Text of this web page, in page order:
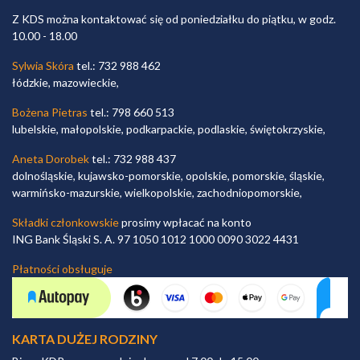
Z KDS można kontaktować się od poniedziałku do piątku, w godz.
10.00 - 18.00
Sylwia Skóra tel.: 732 988 462
łódzkie, mazowieckie,
Bożena Pietras tel.: 798 660 513
lubelskie, małopolskie, podkarpackie, podlaskie, świętokrzyskie,
Aneta Dorobektel.: 732 988 437
dolnośląskie, kujawsko-pomorskie, opolskie, pomorskie, śląskie,
warmińsko-mazurskie, wielkopolskie, zachodniopomorskie,
Składki członkowskieprosimy wpłacać na konto
ING Bank Śląski S. A. 97 1050 1012 1000 0090 3022 4431
Płatności obsługuje
KARTA DUŻEJ RODZINY